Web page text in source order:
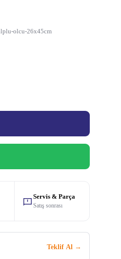
olcu-26x45cm
Servis & Parça
Satış sonrası
Teklif Al →